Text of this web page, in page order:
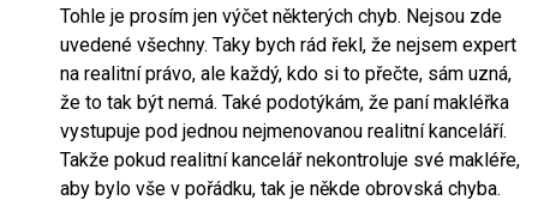
Tohle je prosím jen výčet některých chyb. Nejsou zde
uvedené všechny. Taky bych rád řekl, že nejsem expert
na realitní právo, ale každý, kdo si to přečte, sám uzná,
že to tak být nemá. Také podotýkám, že paní makléřka
vystupuje pod jednou nejmenovanou realitní kanceláří.
Takže pokud realitní kancelář nekontroluje své makléře,
aby bylo vše v pořádku, tak je někde obrovská chyba.